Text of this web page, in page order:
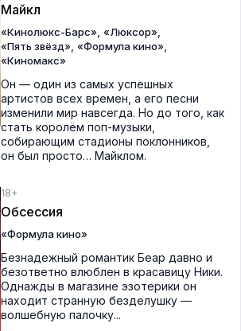
Майкл
«Кинолюкс-Барс» «Люксор»
«Пять звёзд» «Формула кино»
«Киномакс»
Он — один из самых успешных
артистов всех времен, а его песни
изменили мир навсегда. Но до того, как
стать королём поп-музыки,
собирающим стадионы поклонников,
он был просто… Майклом.
18+
Обсессия
«Формула кино»
Безнадежный романтик Беар давно и
безответно влюблен в красавицу Ники.
Однажды в магазине эзотерики он
находит странную безделушку —
волшебную палочку...